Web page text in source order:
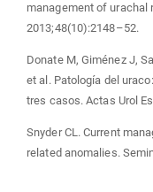
management of urachal
2013;48(10):2148–52.
Donate M, Giménez J,
et al. Patología del
tres casos. Actas Urol
Snyder CL. Current
related anomalies.